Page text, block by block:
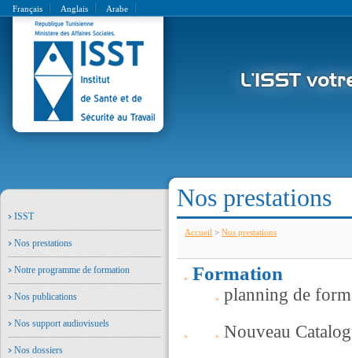
Français Anglais Arabe
ISST
Nos prestations
Notre programme de formation
Nos publications
Nos support audiovisuels
Nos dossiers
Nos prestations
Accueil > Nos prestations
Formation
planning de
Nouveau